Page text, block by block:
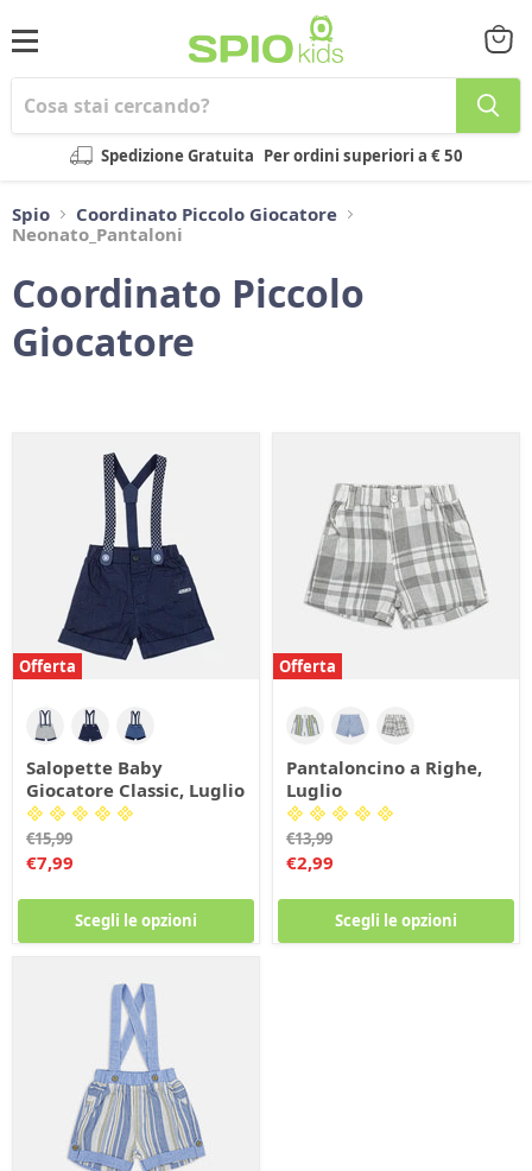
Menu
Spedizione Gratuita Per ordini superiori a € 50
il
Spio
Coordinato Piccolo Giocatore
Neonato_Pantaloni
Coordinato Piccolo
Giocatore
Offerta
Salopette Baby
Giocatore Classic, Luglio
Prezzo
originale
€15,99
Prezzo
€7,99
Scegli le opzioni
Offerta
Pantaloncino a Righe,
Luglio
Prezzo
originale
€13,99
Prezzo
€2,99
Scegli le opzioni